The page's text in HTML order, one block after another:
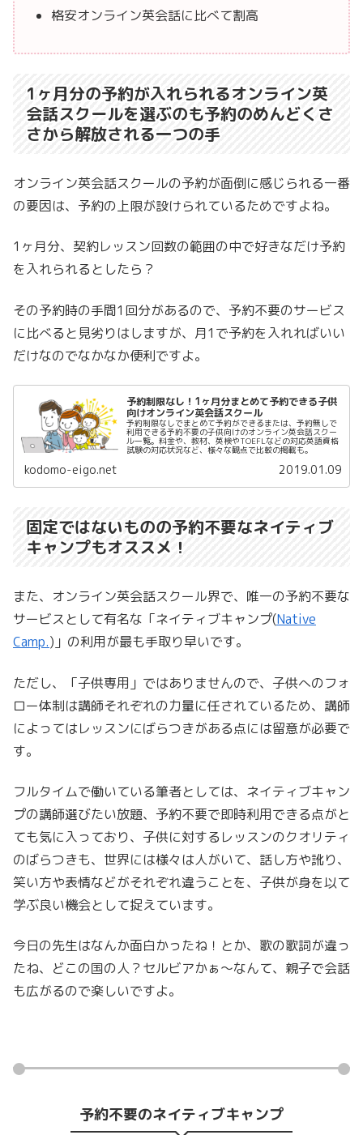
格安オンライン英会話に比べて割高
1ヶ月分の予約が入れられるオンライン英
会話スクールを選ぶのも予約のめんどくさ
さから解放される一つの手
オンライン英会話スクールの予約が面倒に感じられる一番
の要因は、予約の上限が設けられているためですよね。
1ヶ月分、契約レッスン回数の範囲の中で好きなだけ予約
を入れられるとしたら？
その予約時の手間1回分があるので、予約不要のサービス
に比べると見劣りはしますが、月1で予約を入れればいい
だけなのでなかなか便利ですよ。
予約制限なし！1ヶ月分まとめて予約できる子供
向けオンライン英会話スクール
予約制限なしでまとめて予約ができるまたは、予約無しで
利用できる予約不要の子供向けのオンライン英会話スクー
ル一覧。料金や、教材、英検やTOEFLなどの対応英語資格
試験の対応状況など、様々な観点で比較の掲載も。
kodomo-eigo.net 2019.01.09
固定ではないものの予約不要なネイティブ
キャンプもオススメ！
また、オンライン英会話スクール界で、唯一の予約不要な
サービスとして有名な「ネイティブキャンプ(Native
Camp.)」の利用が最も手取り早いです。
ただし、「子供専用」ではありませんので、子供へのフォ
ロー体制は講師それぞれの力量に任されているため、講師
によってはレッスンにばらつきがある点には留意が必要で
す。
フルタイムで働いている筆者としては、ネイティブキャン
プの講師選びたい放題、予約不要で即時利用できる点がと
ても気に入っており、子供に対するレッスンのクオリティ
のばらつきも、世界には様々は人がいて、話し方や訛り、
笑い方や表情などがそれぞれ違うことを、子供が身を以て
学ぶ良い機会として捉えています。
今日の先生はなんか面白かったね！とか、歌の歌詞が違っ
たね、どこの国の人？セルビアかぁ〜なんて、親子で会話
も広がるので楽しいですよ。
予約不要のネイティブキャンプ